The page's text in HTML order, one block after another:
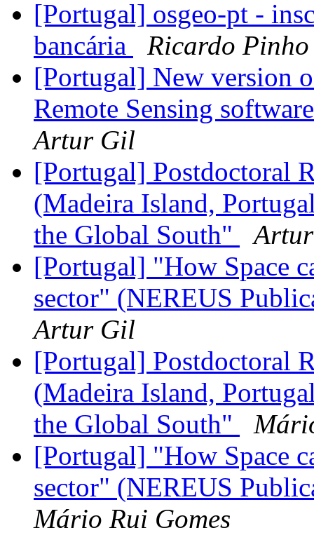
[Portugal] osgeo-pt -
bancária
Ricardo Pinho
[Portugal] New version
Remote Sensing
Artur Gil
[Portugal] Postdoctoral
(Madeira Island,
the Global South"
[Portugal] "How Space
sector" (NEREUS
Artur Gil
[Portugal] Postdoctoral
(Madeira Island,
the Global South"
[Portugal] "How Space
sector" (NEREUS
Mário Rui Gomes